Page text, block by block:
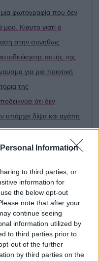
Information
to third parties, or
information for
the below opt-out
note that after your
continue seeing
information utilized by
to third parties prior to
out of the further
by third parties on the
φωτογραφία που δεν
Κιαυτο γιατί ο
στην συνηθως
αυτής της
για μια ποιοτική
της
ότι δεν
υπάρχει δίψα και αγάπη
το χρήστη Dimitra Matsouka